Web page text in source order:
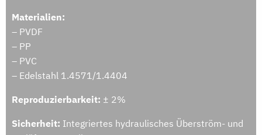
Materialien:
– PVDF
– PP
– PVC
– Edelstahl 1.4571/1.4404
Reproduzierbarkeit: ± 2%
Sicherheit: Integriertes hydraulisches Überström- und